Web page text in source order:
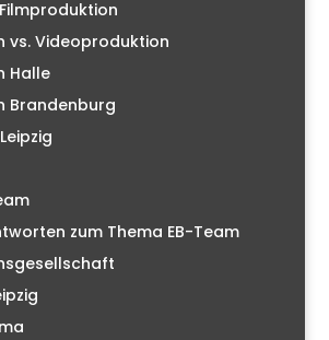
vs. Videoproduktion
Halle
Brandenburg
zum Thema EB-Team